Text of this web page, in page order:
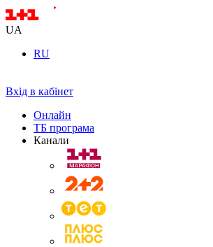
UA
RU
Вхід в кабінет
Онлайн
ТБ програма
Канали